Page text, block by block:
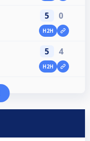
5 0
H2H
5 4
H2H